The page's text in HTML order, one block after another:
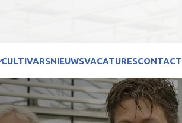
CULTIVARSNIEUWSVACATURESCONTACT